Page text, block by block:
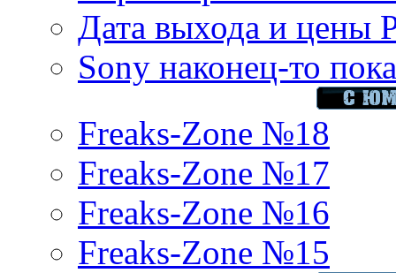
Дата выхода и цены
Sony наконец-то
Freaks-Zone №18
Freaks-Zone №17
Freaks-Zone №16
Freaks-Zone №15